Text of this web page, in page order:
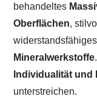
behandeltes
Oberflächen,
widerstandsfähiges
Mineralwerkstoffe
Individualität und
unterstreichen.